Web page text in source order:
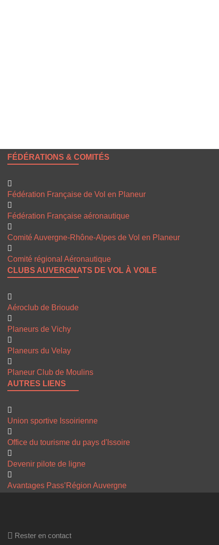
FÉDÉRATIONS & COMITÉS
Fédération Française de Vol en Planeur
Fédération Française aéronautique
Comité Auvergne-Rhône-Alpes de Vol en Planeur
Comité régional Aéronautique
CLUBS AUVERGNATS DE VOL À VOILE
Aéroclub de Brioude
Planeurs de Vichy
Planeurs du Velay
Planeur Club de Moulins
AUTRES LIENS
Union sportive Issoirienne
Office du tourisme du pays d'Issoire
Devenir pilote de ligne
Avantages Pass’Région Auvergne
Rester en contact